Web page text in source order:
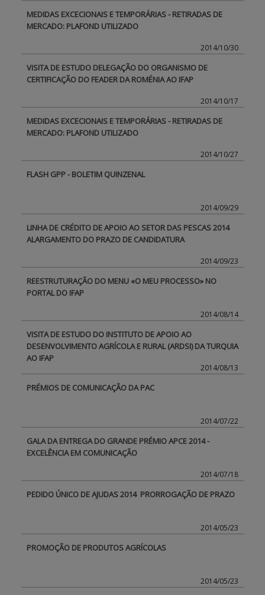
MEDIDAS EXCECIONAIS E TEMPORÁRIAS - RETIRADAS DE
MERCADO: PLAFOND UTILIZADO
2014/10/30
VISITA DE ESTUDO DELEGAÇÃO DO ORGANISMO DE
CERTIFICAÇÃO DO FEADER DA ROMÉNIA AO IFAP
2014/10/17
MEDIDAS EXCECIONAIS E TEMPORÁRIAS - RETIRADAS DE
MERCADO: PLAFOND UTILIZADO
2014/10/27
FLASH GPP - BOLETIM QUINZENAL
2014/09/29
LINHA DE CRÉDITO DE APOIO AO SETOR DAS PESCAS 2014 
ALARGAMENTO DO PRAZO DE CANDIDATURA
2014/09/23
REESTRUTURAÇÃO DO MENU «O MEU PROCESSO» NO
PORTAL DO IFAP
2014/08/14
VISITA DE ESTUDO DO INSTITUTO DE APOIO AO
DESENVOLVIMENTO AGRÍCOLA E RURAL (ARDSI) DA TURQUIA
AO IFAP
2014/08/13
PRÉMIOS DE COMUNICAÇÃO DA PAC
2014/07/22
GALA DA ENTREGA DO GRANDE PRÉMIO APCE 2014 -
EXCELÊNCIA EM COMUNICAÇÃO
2014/07/18
PEDIDO ÚNICO DE AJUDAS 2014  PRORROGAÇÃO DE PRAZO
2014/05/23
PROMOÇÃO DE PRODUTOS AGRÍCOLAS
2014/05/23